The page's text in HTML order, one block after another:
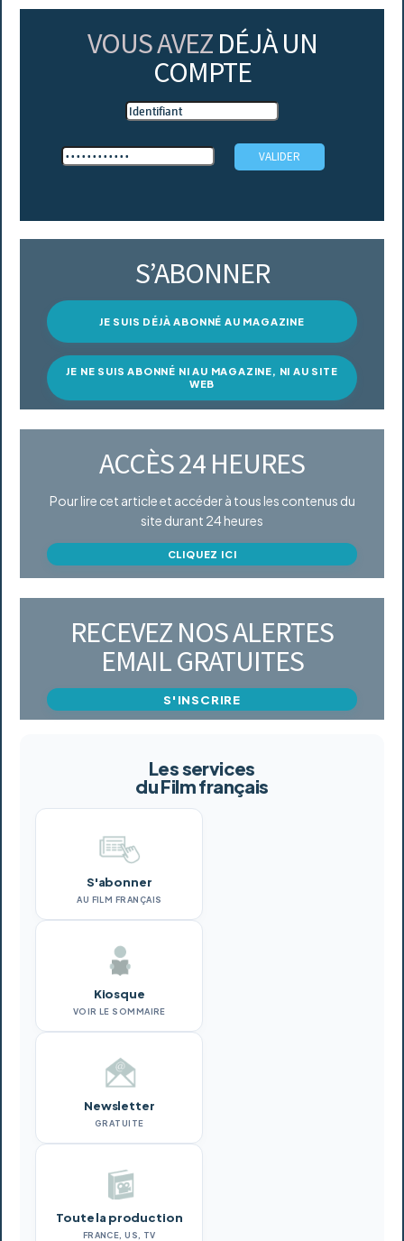
VOUS AVEZ DÉJÀ UN
COMPTE
S’ABONNER
JE SUIS DÉJÀ ABONNÉ AU MAGAZINE
JE NE SUIS ABONNÉ NI AU MAGAZINE, NI AU SITE
WEB
ACCÈS 24 HEURES
Pour lire cet article et accéder à tous les contenus du
site durant 24 heures
CLIQUEZ ICI
RECEVEZ NOS ALERTES
EMAIL GRATUITES
S'INSCRIRE
Les services
du Film français
S'abonner
AU FILM FRANÇAIS
Kiosque
VOIR LE SOMMAIRE
Newsletter
GRATUITE
Toute la production
FRANCE, US, TV